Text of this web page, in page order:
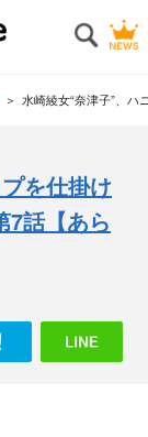
水崎綾女“奈津子”、
を仕掛け
7話【あら